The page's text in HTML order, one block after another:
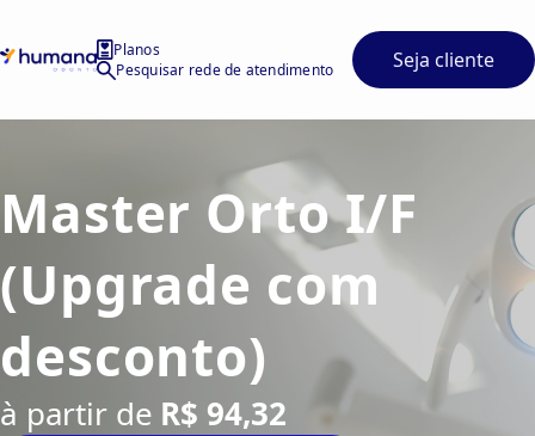
Planos
Pesquisar rede de atendimento
Seja cliente
Master Orto I/F
(Upgrade com
desconto)
à partir de R$ 94,32